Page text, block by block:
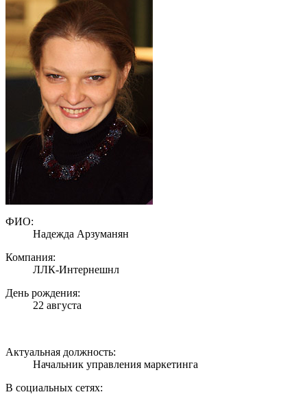
ФИО:
Надежда Арзуманян
Компания:
ЛЛК-Интернешнл
День рождения:
22 августа
Актуальная должность:
Начальник управления маркетинга
В социальных сетях: